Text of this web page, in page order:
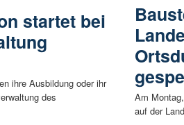
startet bei
ihre Ausbildung oder ihr
des
Am
auf der